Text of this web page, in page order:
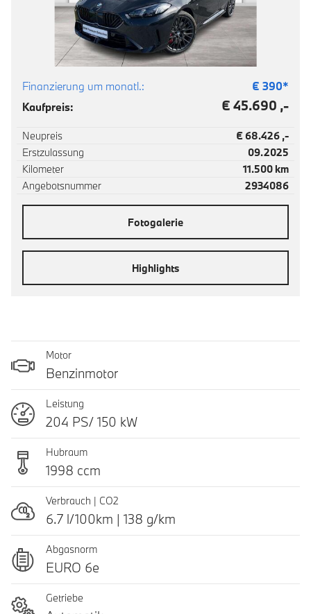
Finanzierung um monatl.: € 390*
Kaufpreis:
€ 45.690 ,-
Neupreis
€ 68.426 ,-
Erstzulassung
09.2025
Kilometer
11.500 km
Angebotsnummer
2934086
Fotogalerie
Highlights
Motor
Benzinmotor
Leistung
204 PS/ 150 kW
Hubraum
1998 ccm
Verbrauch | CO2
6.7 l/100km | 138 g/km
Abgasnorm
EURO 6e
Getriebe